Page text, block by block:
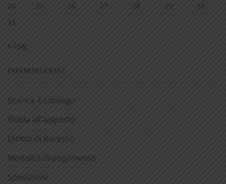
24
25 26 27 28 29
30
31
« Lug
INFORMAZIONI
Scarica il catalogo
Guida all’acquisto
Diritto di Recesso
Modalità di pagamento
Spedizioni